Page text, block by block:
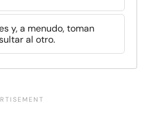
y, a menudo, toman
al otro.